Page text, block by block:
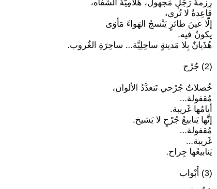
رِزمةُ رَجُلٍ مَجهول، هُلامِيَّةُ الشِّفاه،
قاعِدةٌ لا تُرى،
إلّا عينَ طائرٍ يَنْسجُ الهَواءَ مَأوَى
يكونُ فيه.
هُذَيانٌ بِلا مَدينةٍ ساحِلِيَّة... ساحِرَةِ الغُروب.
(2) جُرْح
خُصلاتُ جُرْحي تَتعدَّدُ الألوان،
مُقفولة...
أيامُها غَريبة.
إنَّها يَنابيعُ جُرْحٍ لا يَشيخ.
مُقفولة...
غَريبة...
يَنابيعُها جِراح.
(3) أَبْواب